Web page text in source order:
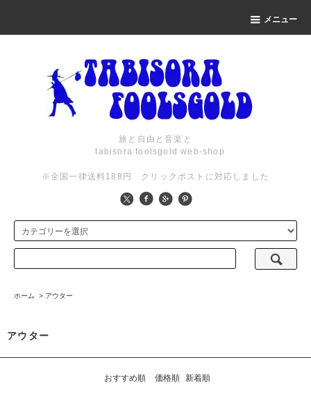
メニュー
旅と自由と音楽と
tabisora foolsgold web-shop
※全国一律送料188円 クリックポストに対応しました
ホーム > アウター
アウター
おすすめ順 価格順 新着順